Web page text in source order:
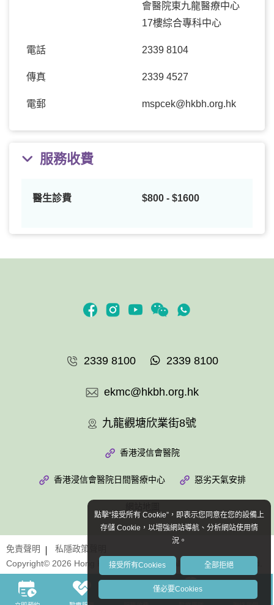
會醫院東九龍醫療中心
17樓綜合專科中心
電話 2339 8104
傳真 2339 4527
電郵 mspcek@hkbh.org.hk
服務收費
醫生診費 $800 - $1600
2339 8100 2339 8100
ekmc@hkbh.org.hk
九龍觀塘欣業街8號
香港浸信會醫院
香港浸信會醫院日間醫療中心 惡劣天氣安排
Copyright© 2026 Hong Kong Baptist Hospital. All Rights Reserved.
免責聲明 私隱政策聲明
點擊“接受所有 Cookie”，即表示您同意在您的設備上
存儲 Cookie，以增強網站導航、分析網站使用情
況。
接受所有Cookies 全部拒絕
僅必要Cookies